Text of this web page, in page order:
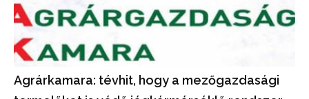
Agrárkamara: tévhit, hogy a mezőgazdasági